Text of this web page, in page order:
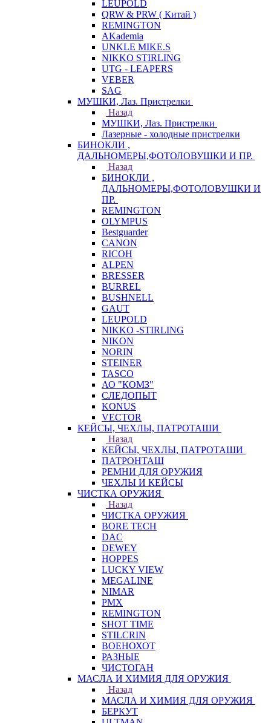
LEUPOLD
QRW & PRW ( Китай )
REMINGTON
AKademia
UNKLE MIKE.S
NIKKO STIRLING
UTG - LEAPERS
VEBER
SAG
МУШКИ, Лаз. Пристрелки
Назад
МУШКИ, Лаз. Пристрелки
Лазерные - холодные пристрелки
БИНОКЛИ ,
ДАЛЬНОМЕРЫ,ФОТОЛОВУШКИ И ПР.
Назад
БИНОКЛИ ,
ДАЛЬНОМЕРЫ,ФОТОЛОВУШКИ И
ПР.
REMINGTON
OLYMPUS
Bestguarder
CANON
RICOH
ALPEN
BRESSER
BURREL
BUSHNELL
GAUT
LEUPOLD
NIKKO -STIRLING
NIKON
NORIN
STEINER
TASCO
АО "КОМЗ"
СЛЕДОПЫТ
KONUS
VECTOR
КЕЙСЫ, ЧЕХЛЫ, ПАТРОТАШИ
Назад
КЕЙСЫ, ЧЕХЛЫ, ПАТРОТАШИ
ПАТРОНТАШ
РЕМНИ ДЛЯ ОРУЖИЯ
ЧЕХЛЫ И КЕЙСЫ
ЧИСТКА ОРУЖИЯ
Назад
ЧИСТКА ОРУЖИЯ
BORE TECH
DAC
DEWEY
HOPPES
LUCKY VIEW
MEGALINE
NIMAR
PMX
REMINGTON
SHOT TIME
STILCRIN
ВОЕНОХОТ
РАЗНЫЕ
ЧИСТОГАН
МАСЛА И ХИМИЯ ДЛЯ ОРУЖИЯ
Назад
МАСЛА И ХИМИЯ ДЛЯ ОРУЖИЯ
БЕРКУТ